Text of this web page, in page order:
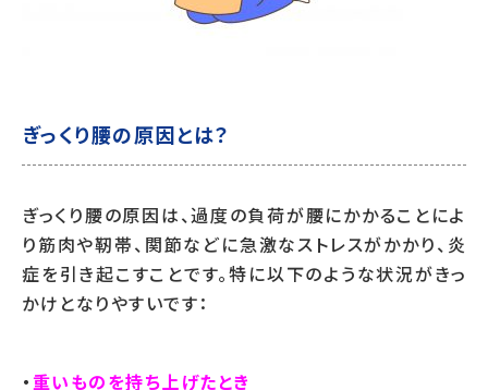
ぎっくり腰の原因とは？
ぎっくり腰の原因は、過度の負荷が腰にかかることによ
り筋肉や靭帯、関節などに急激なストレスがかかり、炎
症を引き起こすことです。特に以下のような状況がきっ
かけとなりやすいです：
・重いものを持ち上げたとき